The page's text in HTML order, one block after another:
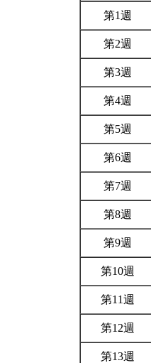
第1週
第2週
第3週
第4週
第5週
第6週
第7週
第8週
第9週
第10週
第11週
第12週
第13週